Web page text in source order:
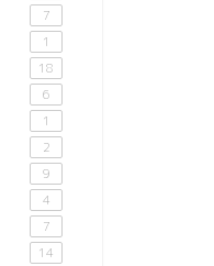
7
1
18
6
1
2
9
4
7
14